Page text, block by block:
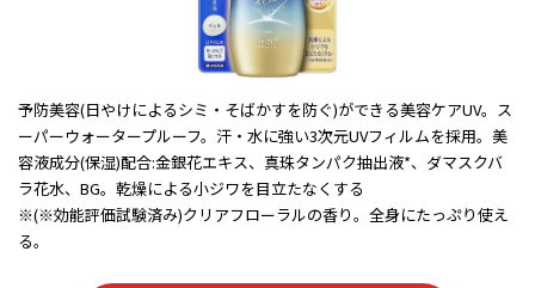
予防美容(日やけによるシミ・そばかすを防ぐ)ができる美容ケアUV。ス
ーパーウォータープルーフ。汗・水に強い3次元UVフィルムを採用。美
容液成分(保湿)配合:金銀花エキス、真珠タンパク抽出液*、ダマスクバ
ラ花水、BG。乾燥による小ジワを目立たなくする
※(※効能評価試験済み)クリアフローラルの香り。全身にたっぷり使え
る。